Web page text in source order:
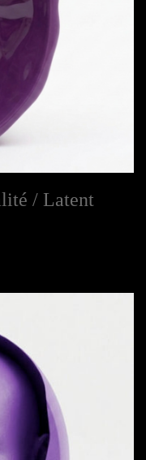
/ Latent